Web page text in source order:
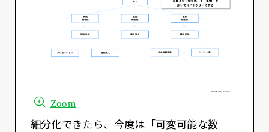
Zoom
細分化できたら、今度は「可変可能な数